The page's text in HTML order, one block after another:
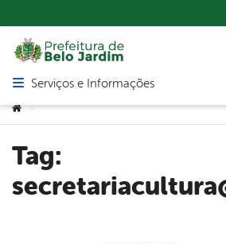
Abrir menu principal de navegação
Serviços e Informações
Você está aqui:
>
Tag: